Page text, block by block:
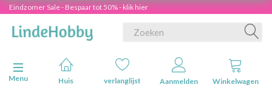
Eindzomer Sale - Bespaar tot 50% - klik hier
Navigatie in-/uitschakelen
Menu
Huis verlanglijst Aanmelden Winkelwagen